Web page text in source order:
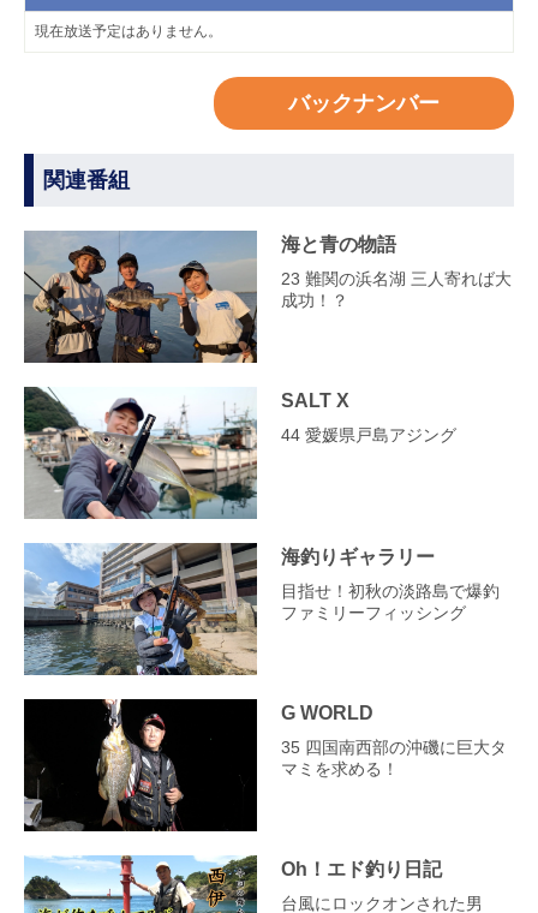
現在放送予定はありません。
バックナンバー
関連番組
海と青の物語
23 難関の浜名湖 三人寄れば大
成功！？
SALT X
44 愛媛県戸島アジング
海釣りギャラリー
目指せ！初秋の淡路島で爆釣
ファミリーフィッシング
G WORLD
35 四国南西部の沖磯に巨大タ
マミを求める！
Oh！エド釣り日記
台風にロックオンされた男